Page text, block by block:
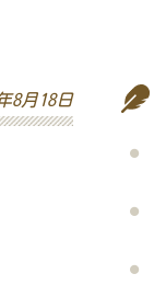
8月18日